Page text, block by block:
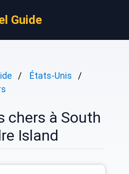
Guide
États-Unis
chers à South
Island